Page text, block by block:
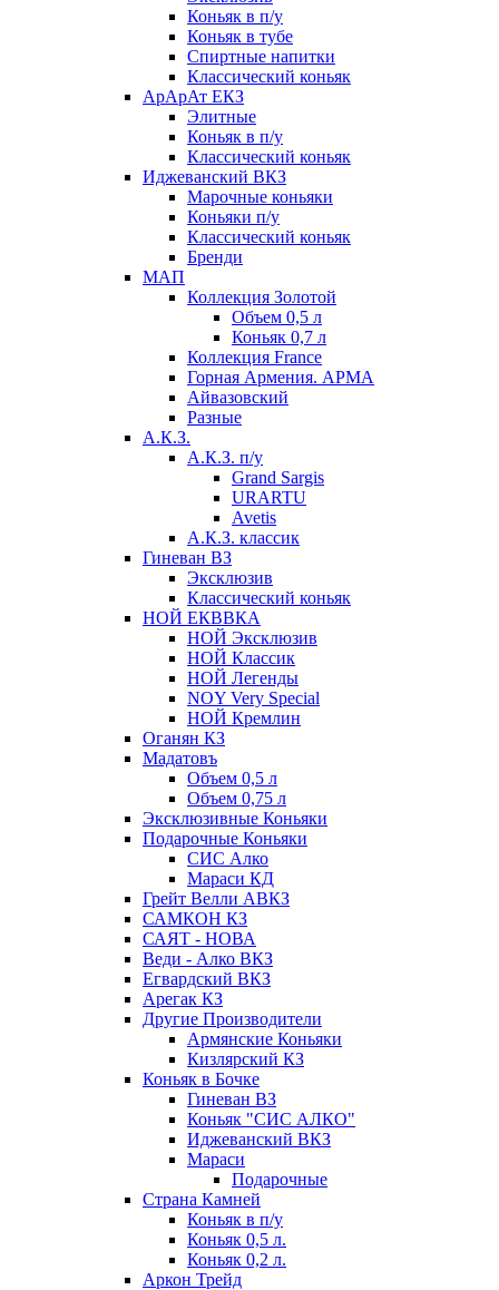
Коньяк в п/у
Коньяк в тубе
Спиртные напитки
Классический коньяк
АрАрАт ЕКЗ
Элитные
Коньяк в п/у
Классический коньяк
Иджеванский ВКЗ
Марочные коньяки
Коньяки п/у
Классический коньяк
Бренди
МАП
Коллекция Золотой
Объем 0,5 л
Коньяк 0,7 л
Коллекция France
Горная Армения. АРМА
Айвазовский
Разные
А.К.З.
А.К.З. п/у
Grand Sargis
URARTU
Avetis
А.К.З. классик
Гиневан ВЗ
Эксклюзив
Классический коньяк
НОЙ ЕКВВКА
НОЙ Эксклюзив
НОЙ Классик
НОЙ Легенды
NOY Very Speсial
НОЙ Кремлин
Оганян КЗ
Мадатовъ
Объем 0,5 л
Объем 0,75 л
Эксклюзивные Коньяки
Подарочные Коньяки
СИС Алко
Мараси КД
Грейт Велли АВКЗ
САМКОН КЗ
САЯТ - НОВА
Веди - Алко ВКЗ
Егвардский ВКЗ
Арегак КЗ
Другие Производители
Армянские Коньяки
Кизлярский КЗ
Коньяк в Бочке
Гиневан ВЗ
Коньяк "СИС АЛКО"
Иджеванский ВКЗ
Мараси
Подарочные
Страна Камней
Коньяк в п/у
Коньяк 0,5 л.
Коньяк 0,2 л.
Аркон Трейд